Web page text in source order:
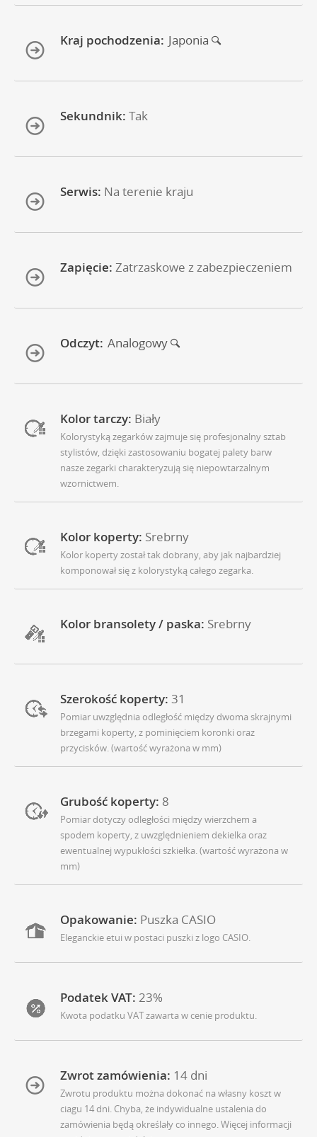
Kraj pochodzenia: Japonia
Sekundnik: Tak
Serwis: Na terenie kraju
Zapięcie: Zatrzaskowe z zabezpieczeniem
Odczyt: Analogowy
Kolor tarczy: Biały
Kolorystyką zegarków zajmuje się profesjonalny sztab
stylistów, dzięki zastosowaniu bogatej palety barw
nasze zegarki charakteryzują się niepowtarzalnym
wzornictwem.
Kolor koperty: Srebrny
Kolor koperty został tak dobrany, aby jak najbardziej
komponował się z kolorystyką całego zegarka.
Kolor bransolety / paska: Srebrny
Szerokość koperty: 31
Pomiar uwzględnia odległość między dwoma skrajnymi
brzegami koperty, z pominięciem koronki oraz
przycisków. (wartość wyrażona w mm)
Grubość koperty: 8
Pomiar dotyczy odległości między wierzchem a
spodem koperty, z uwzględnieniem dekielka oraz
ewentualnej wypukłości szkiełka. (wartość wyrażona w
mm)
Opakowanie: Puszka CASIO
Eleganckie etui w postaci puszki z logo CASIO.
Podatek VAT: 23%
Kwota podatku VAT zawarta w cenie produktu.
Zwrot zamówienia: 14 dni
Zwrotu produktu można dokonać na własny koszt w
ciagu 14 dni. Chyba, że indywidualne ustalenia do
zamówienia będą określały co innego. Więcej informacji